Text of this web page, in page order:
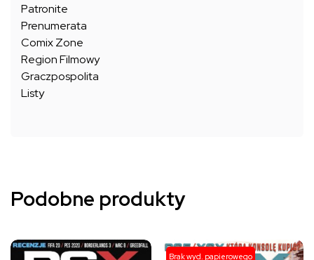
Patronite
Prenumerata
Comix Zone
Region Filmowy
Graczpospolita
Listy
Podobne produkty
Ten Ten
Brak wyd. papierowego